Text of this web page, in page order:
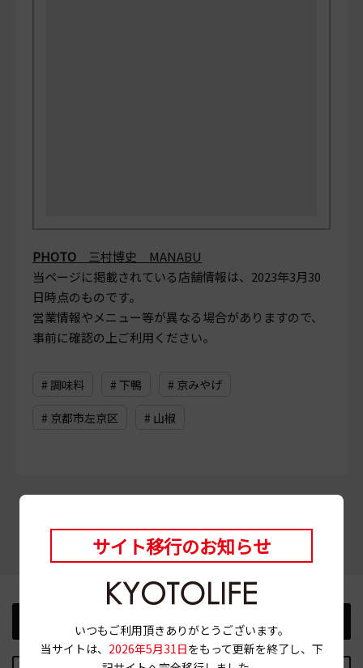
PHOTO 三村博史 MANABU
当ページに掲載されている店舗情報は、 2023年3月30
日時点のものです。
営業情報やメニュー等が異なる場合がありますので、
事前に確認の上ご利用ください。
# 調味料 # 下鴨 # 京みやげ
# 京都市左京区 # 山椒
この記事をシェアする
前の記事 次の記事
サイト移行のお知らせ
いつもご利用頂きありがとうございます。
当サイトは、 2026年5月31日をもって更新を終了し、下